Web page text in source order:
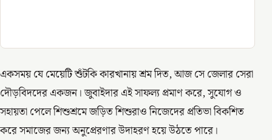
একসময় যে মেয়েটি শুঁটকি কারখানায় শ্রম দিত, আজ সে জেলার সেরা
দৌড়বিদদের একজন। জুবাইদার এই সাফল্য প্রমাণ করে, সুযোগ ও
সহায়তা পেলে শিশুশ্রমে জড়িত শিশুরাও নিজেদের প্রতিভা বিকশিত
করে সমাজের জন্য অনুপ্রেরণার উদাহরণ হয়ে উঠতে পারে।